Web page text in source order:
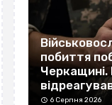
побиття
Черкащині.
6 Серпня 2026